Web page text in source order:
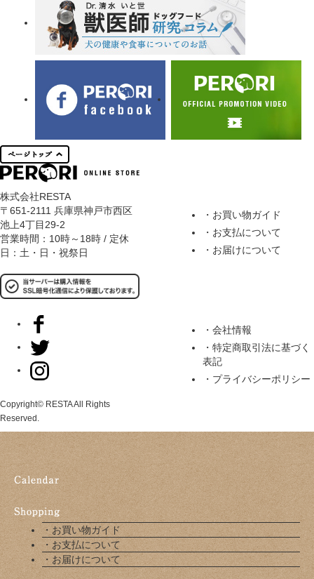
株式会社RESTA
〒651-2111 兵庫県神戸市西区
池上4丁目29-2
営業時間：10時～18時 / 定休
日：土・日・祝祭日
Copyright© RESTA All Rights
Reserved.
・お買い物ガイド
・お支払について
・お届けについて
・会社情報
・特定商取引法に基づく
表記
・プライバシーポリシー
・お買い物ガイド
・お支払について
・お届けについて